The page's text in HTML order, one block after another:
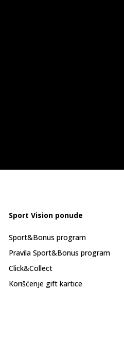
Sport Vision ponude
Sport&Bonus program
Pravila Sport&Bonus program
Click&Collect
Korišćenje gift kartice